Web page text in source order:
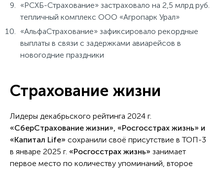
«РСХБ-Страхование» застраховало на 2,5 млрд руб.
тепличный комплекс ООО «Агропарк Урал»
«АльфаСтрахование» зафиксировало рекордные
выплаты в связи с задержками авиарейсов в
новогодние праздники
Страхование жизни
Лидеры декабрьского рейтинга 2024 г.
«СберСтрахование жизни», «Росгосстрах жизнь» и
«Капитал Life» сохранили своё присутствие в ТОП-3
в январе 2025 г. «Росгосстрах жизнь» занимает
первое место по количеству упоминаний, второе